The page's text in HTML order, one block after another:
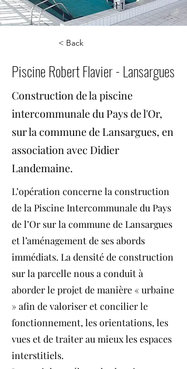
< Back
Piscine Robert Flavier - Lansargues
Construction de la piscine
intercommunale du Pays de l'Or,
sur la commune de Lansargues, en
association avec Didier
Landemaine.
L’opération concerne la construction
de la Piscine Intercommunale du Pays
de l’Or sur la commune de Lansargues
et l’aménagement de ses abords
immédiats. La densité de construction
sur la parcelle nous a conduit à
aborder le projet de manière « urbaine
» afin de valoriser et concilier le
fonctionnement, les orientations, les
vues et de traiter au mieux les espaces
interstitiels.